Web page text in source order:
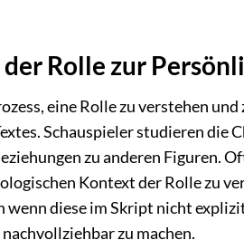
Rolle zur
eine Rolle zu verstehen und
Schauspieler studieren die
zu anderen Figuren.
Kontext der Rolle zu
wenn diese im Skript nicht
zu machen.